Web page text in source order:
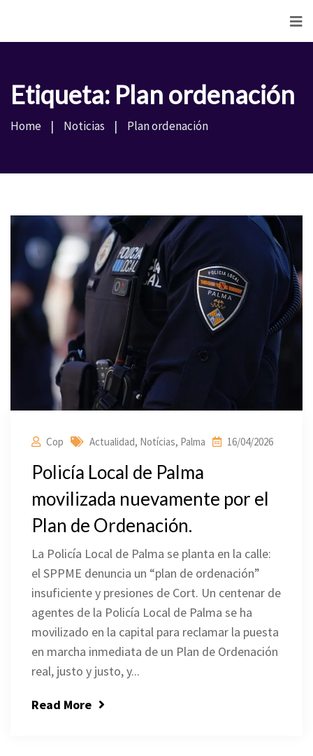
Etiqueta: Plan ordenación
Home Noticias Plan ordenación
Cop Actualidad, Notícias, Palma 16/04/2026
Policía Local de Palma
movilizada nuevamente por el
Plan de Ordenación.
La Policía Local de Palma se planta en la calle:
el SPPME denuncia un “plan de ordenación”
insuficiente y presiones de Cort. Un centenar de
agentes de la Policía Local de Palma se ha
movilizado en la capital para reclamar la puesta
en marcha inmediata de un Plan de Ordenación
real, justo y justo, y...
Read More